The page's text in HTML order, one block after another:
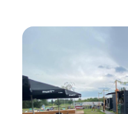
Realizacje
Wycena